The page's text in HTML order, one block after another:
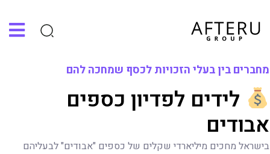
מחבריםביןבעליהזכויותלכסף שמחכהלהם
לידים לפדיון כספים
אבודים
בישראל מחכים מיליארדי שקלים של כספים "אבודים" לבעליהם